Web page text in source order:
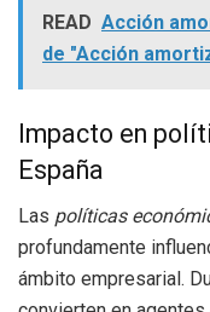
READ Acción
de "Acción
Impacto en
España
Las políticas
profundamente
ámbito empresarial.